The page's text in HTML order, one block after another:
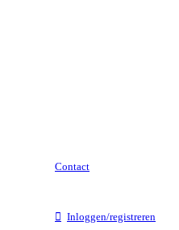
Contact
Inloggen/registreren